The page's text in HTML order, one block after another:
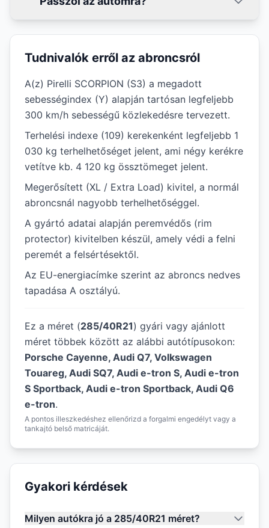
Tudnivalók erről az abroncsról
A(z) Pirelli SCORPION (S3) a megadott
sebességindex (Y) alapján tartósan legfeljebb
300 km/h sebességű közlekedésre tervezett.
Terhelési indexe (109) kerekenként legfeljebb 1
030 kg terhelhetőséget jelent, ami négy kerékre
vetítve kb. 4 120 kg össztömeget jelent.
Megerősített (XL / Extra Load) kivitel, a normál
abroncsnál nagyobb terhelhetőséggel.
A gyártó adatai alapján peremvédős (rim
protector) kivitelben készül, amely védi a felni
peremét a felsértésektől.
Az EU-energiacímke szerint az abroncs nedves
tapadása A osztályú.
Ez a méret (285/40R21) gyári vagy ajánlott
méret többek között az alábbi autótípusokon:
Porsche Cayenne, Audi Q7, Volkswagen
Touareg, Audi SQ7, Audi e-tron S, Audi e-tron
S Sportback, Audi e-tron Sportback, Audi Q6
e-tron.
A pontos illeszkedéshez ellenőrizd a forgalmi engedélyt vagy a
tankajtó belső matricáját.
Gyakori kérdések
Milyen autókra jó a 285/40R21 méret?